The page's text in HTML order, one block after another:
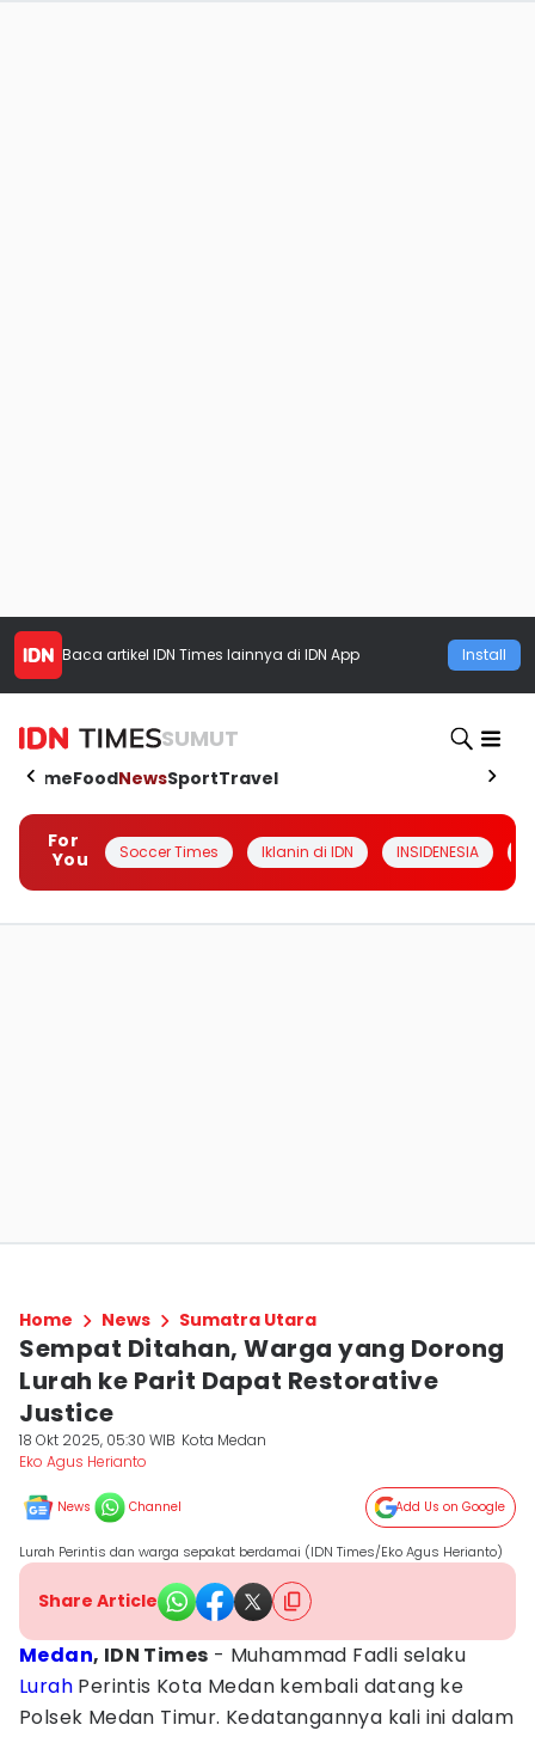
Baca artikel IDN Times lainnya di IDN App Install
SUMUT
HomeFoodNewsSportTravel
For
You
Soccer Times Iklanin di IDN INSIDENESIA
Home News Sumatra Utara
Sempat Ditahan, Warga yang Dorong
Lurah ke Parit Dapat Restorative
Justice
18 Okt 2025, 05:30 WIB Kota Medan
Eko Agus Herianto
News Channel Add Us on Google
Lurah Perintis dan warga sepakat berdamai (IDN Times/Eko Agus Herianto)
Share Article
Medan, IDN Times - Muhammad Fadli selaku
Lurah Perintis Kota Medan kembali datang ke
Polsek Medan Timur. Kedatangannya kali ini dalam